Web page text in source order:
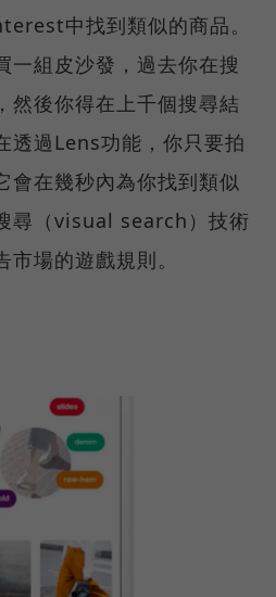
中找到類似的商品。
一組皮沙發，過去你在搜
然後你得在上千個搜尋結
透過Lens功能，你只要拍
會在幾秒內為你找到類似
尋（visual search）技術
場的遊戲規則。